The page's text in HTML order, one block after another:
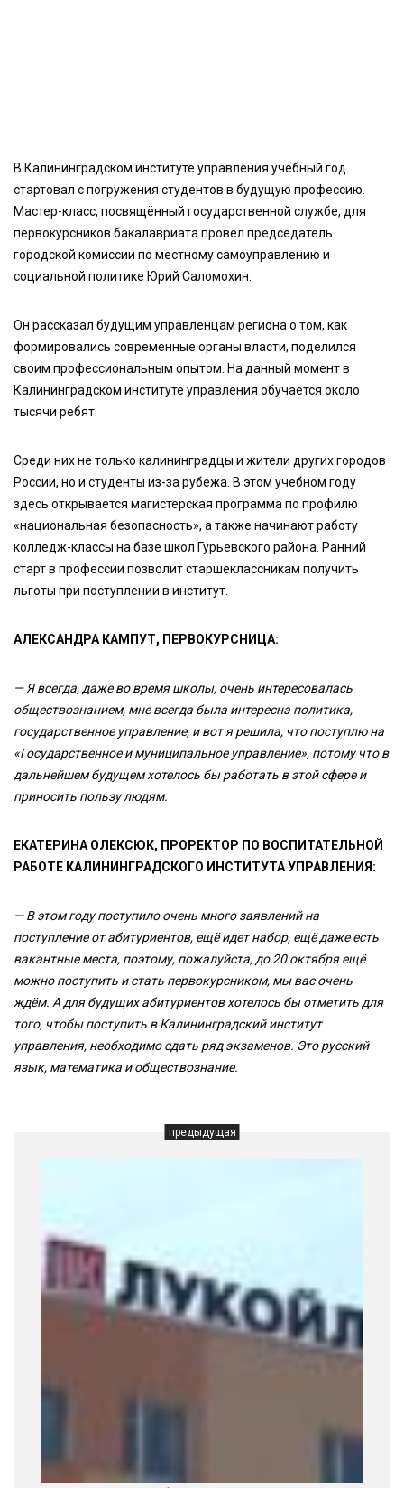
В Калининградском институте управления учебный год
стартовал с погружения студентов в будущую профессию.
Мастер-класс, посвящённый государственной службе, для
первокурсников бакалавриата провёл председатель
городской комиссии по местному самоуправлению и
социальной политике Юрий Саломохин.
Он рассказал будущим управленцам региона о том, как
формировались современные органы власти, поделился
своим профессиональным опытом. На данный момент в
Калининградском институте управления обучается около
тысячи ребят.
Среди них не только калининградцы и жители других городов
России, но и студенты из-за рубежа. В этом учебном году
здесь открывается магистерская программа по профилю
«национальная безопасность», а также начинают работу
колледж-классы на базе школ Гурьевского района. Ранний
старт в профессии позволит старшеклассникам получить
льготы при поступлении в институт.
АЛЕКСАНДРА КАМПУТ, ПЕРВОКУРСНИЦА:
— Я всегда, даже во время школы, очень интересовалась
обществознанием, мне всегда была интересна политика,
государственное управление, и вот я решила, что поступлю на
«Государственное и муниципальное управление», потому что в
дальнейшем будущем хотелось бы работать в этой сфере и
приносить пользу людям.
ЕКАТЕРИНА ОЛЕКСЮК, ПРОРЕКТОР ПО ВОСПИТАТЕЛЬНОЙ
РАБОТЕ КАЛИНИНГРАДСКОГО ИНСТИТУТА УПРАВЛЕНИЯ:
— В этом году поступило очень много заявлений на
поступление от абитуриентов, ещё идет набор, ещё даже есть
вакантные места, поэтому, пожалуйста, до 20 октября ещё
можно поступить и стать первокурсником, мы вас очень
ждём. А для будущих абитуриентов хотелось бы отметить для
того, чтобы поступить в Калининградский институт
управления, необходимо сдать ряд экзаменов. Это русский
язык, математика и обществознание.
предыдущая